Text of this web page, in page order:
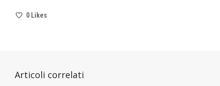
0 Likes
Articoli correlati